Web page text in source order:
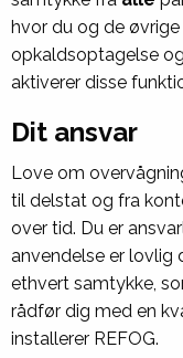
hvor du og de
opkaldsoptagelse
aktiverer disse
Dit ansvar
Love om
til delstat og fra
over tid. Du er
anvendelse er lovlig
ethvert samtykke,
rådfør dig med en
installerer REFOG.